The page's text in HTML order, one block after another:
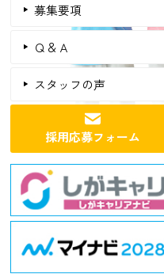
募集要項
Ｑ＆Ａ
スタッフの声
採用応募フォーム